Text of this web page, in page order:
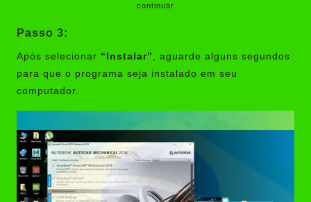
continuar
Passo 3:
Após selecionar “Instalar” , aguarde alguns segundos
para que o programa seja instalado em seu
computador.